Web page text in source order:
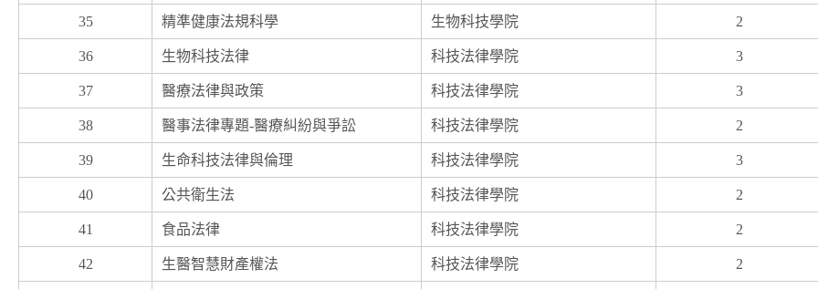
35 精準健康法規科學 生物科技學院 2
36 生物科技法律 科技法律學院 3
37 醫療法律與政策 科技法律學院 3
38 醫事法律專題-醫療糾紛與爭訟 科技法律學院 2
39 生命科技法律與倫理 科技法律學院 3
40 公共衛生法 科技法律學院 2
41 食品法律 科技法律學院 2
42 生醫智慧財產權法 科技法律學院 2